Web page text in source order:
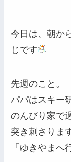
今日は、朝か
じです
先週のこと。
パパはスキー
のんびり家で
突き刺さりま
「ゆきやまへ